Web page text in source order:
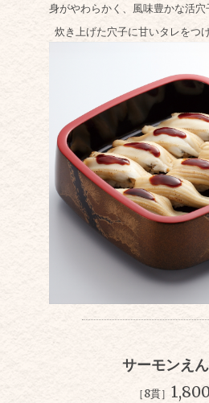
身がやわらかく、風味豊かな活
炊き上げた穴子に甘いタレをつ
サーモンえ
［8貫］